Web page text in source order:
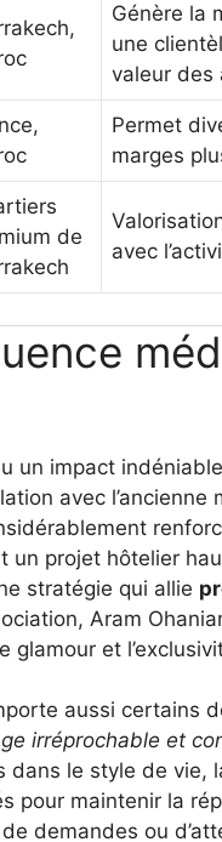
Génère la
une
valeur des
Permet
marges
de
avec
un impact
avec
un projet hôtelier
stratégie qui allie
Aram
glamour et
aussi certains
irréprochable et
dans le style de vie,
pour maintenir la
demandes ou